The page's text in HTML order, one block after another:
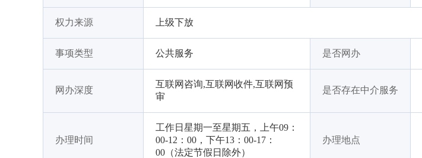
权力来源 上级下放
事项类型 公共服务 是否网办
网办深度
互联网咨询,互联网收件,互联网预
审
是否存在中介服务
办理时间
工作日星期一至星期五，上午09：
00-12：00，下午13：00-17：
00（法定节假日除外）
办理地点